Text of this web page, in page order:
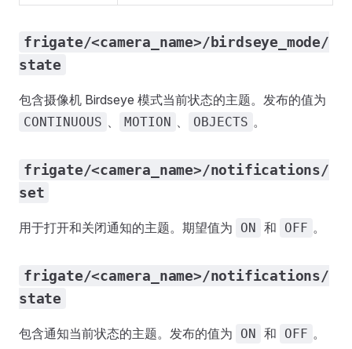
frigate/<camera_name>/birdseye_mode/
state
包含摄像机 Birdseye 模式当前状态的主题。发布的值为
CONTINUOUS 、 MOTION 、 OBJECTS 。
frigate/<camera_name>/notifications/
set
用于打开和关闭通知的主题。期望值为 ON 和 OFF 。
frigate/<camera_name>/notifications/
state
包含通知当前状态的主题。发布的值为 ON 和 OFF 。